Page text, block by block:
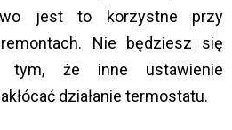
jest to korzystne przy
Nie będziesz się
tym, że inne ustawienie
działanie termostatu.